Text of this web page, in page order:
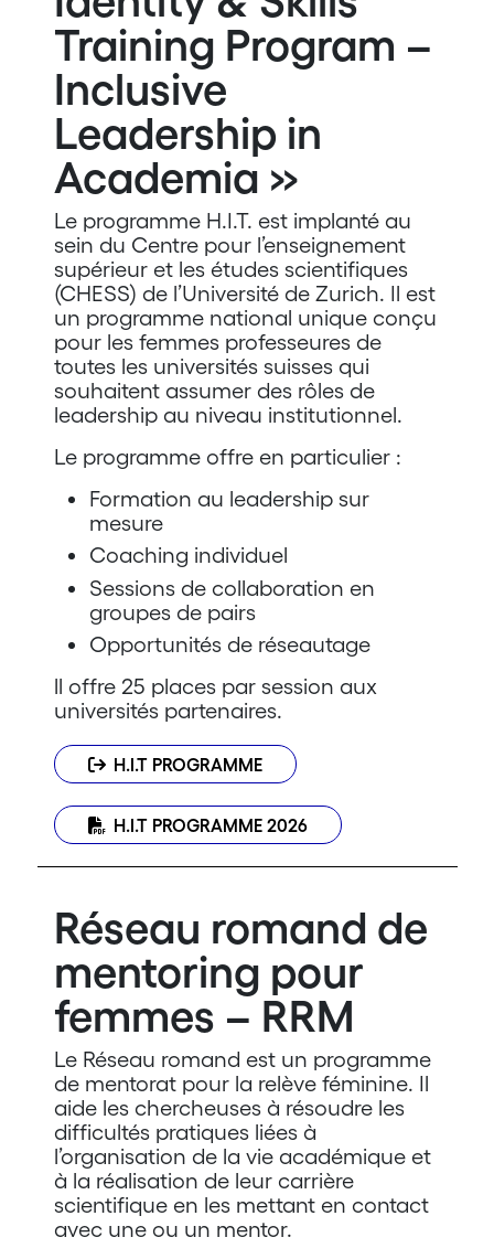
Training Program –
Inclusive
Leadership in
Academia »
Le programme H.I.T. est implanté au
sein du Centre pour l’enseignement
supérieur et les études scientifiques
(CHESS) de l’Université de Zurich. Il est
un programme national unique conçu
pour les femmes professeures de
toutes les universités suisses qui
souhaitent assumer des rôles de
leadership au niveau institutionnel.
Le programme offre en particulier :
Formation au leadership sur
mesure
Coaching individuel
Sessions de collaboration en
groupes de pairs
Opportunités de réseautage
ll offre 25 places par session aux
universités partenaires.
H.I.T PROGRAMME
H.I.T PROGRAMME 2026
Réseau romand de
mentoring pour
femmes – RRM
Le Réseau romand est un programme
de mentorat pour la relève féminine. Il
aide les chercheuses à résoudre les
difficultés pratiques liées à
l’organisation de la vie académique et
à la réalisation de leur carrière
scientifique en les mettant en contact
avec une ou un mentor.